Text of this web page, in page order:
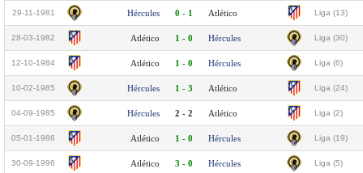
29-11-1981 Hércules 0 - 1 Atlético Liga (13)
28-03-1982 Atlético 1 - 0 Hércules Liga (30)
12-10-1984 Atlético 1 - 0 Hércules Liga (6)
10-02-1985 Hércules 1 - 3 Atlético Liga (24)
04-09-1985 Hércules 2 - 2 Atlético Liga (2)
05-01-1986 Atlético 1 - 0 Hércules Liga (19)
30-09-1996 Atlético 3 - 0 Hércules Liga (5)